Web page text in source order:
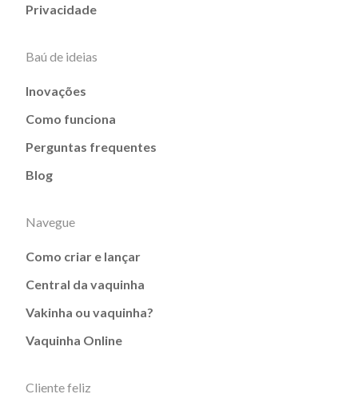
Privacidade
Baú de ideias
Inovações
Como funciona
Perguntas frequentes
Blog
Navegue
Como criar e lançar
Central da vaquinha
Vakinha ou vaquinha?
Vaquinha Online
Cliente feliz